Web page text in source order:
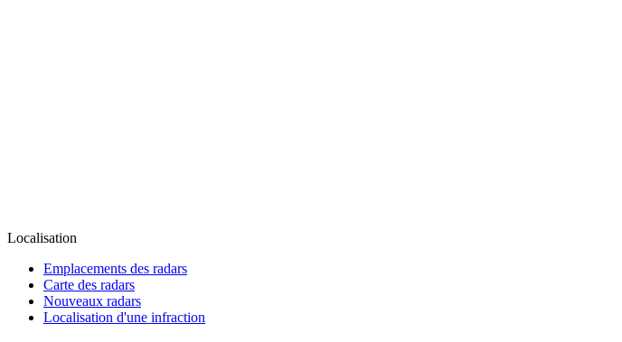
Localisation
Emplacements des radars
Carte des radars
Nouveaux radars
Localisation d'une infraction